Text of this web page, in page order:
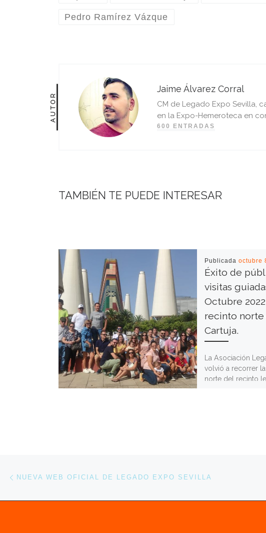
Pedro Ramírez Vázque
AUTOR
Jaime Álvarez Corral
CM de Legado Expo Sevilla,
en la Expo-Hemeroteca en
600 ENTRADAS
TAMBIÉN TE PUEDE INTERESAR
Publicada octubre
Éxito de
visitas
Octubre
recinto norte
Cartuja.
La Asociación
volvió a recorrer
norte del recinto
Navegación de entradas
NUEVA WEB OFICIAL DE LEGADO EXPO SEVILLA